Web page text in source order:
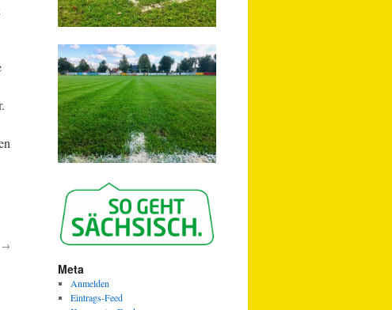
→
Meta
Anmelden
Eintrags-Feed